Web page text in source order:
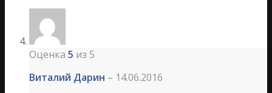
Оценка 5 из 5
Виталий Дарин – 14.06.2016